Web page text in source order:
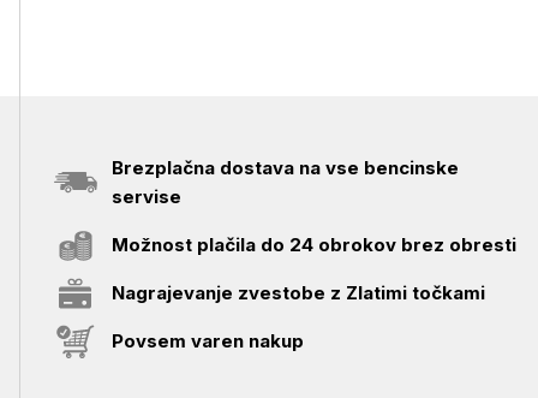
Brezplačna dostava na vse bencinske
servise
Možnost plačila do 24 obrokov brez obresti
Nagrajevanje zvestobe z Zlatimi točkami
Povsem varen nakup